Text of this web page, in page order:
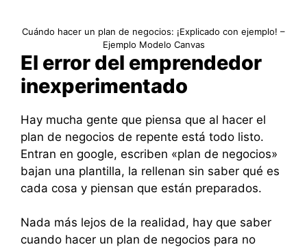
Cuándo hacer un plan de negocios: ¡Explicado con ejemplo! –
Ejemplo Modelo Canvas
El error del emprendedor
inexperimentado
Hay mucha gente que piensa que al hacer el
plan de negocios de repente está todo listo.
Entran en google, escriben «plan de negocios»
bajan una plantilla, la rellenan sin saber qué es
cada cosa y piensan que están preparados.
Nada más lejos de la realidad, hay que saber
cuando hacer un plan de negocios para no